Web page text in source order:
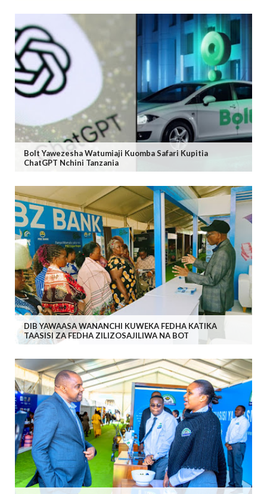
Bolt Yawezesha Watumiaji Kuomba Safari Kupitia
ChatGPT Nchini Tanzania
DIB YAWAASA WANANCHI KUWEKA FEDHA KATIKA
TAASISI ZA FEDHA ZILIZOSAJILIWA NA BOT